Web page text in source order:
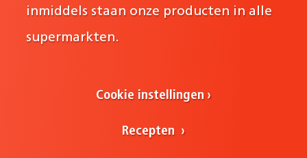
inmiddels staan onze producten in alle
supermarkten.
Cookie instellingen
Recepten